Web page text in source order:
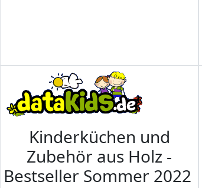
Kinderküchen und
Zubehör aus Holz -
Bestseller Sommer 2022